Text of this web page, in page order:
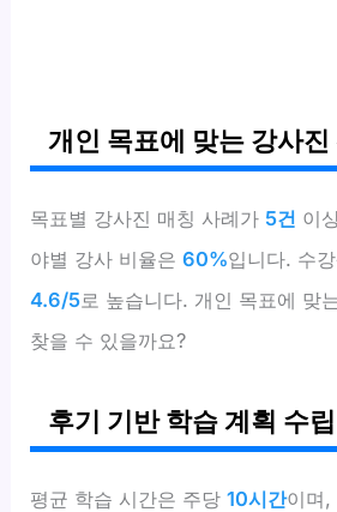
개인 목표에 맞는 강사진
목표별 강사진 매칭 사례가 5건 이
야별 강사 비율은60%입니다. 수
4.6/5로 높습니다. 개인 목표에 맞
찾을 수 있을까요?
후기 기반 학습 계획 수립
평균 학습 시간은 주당10시간이며